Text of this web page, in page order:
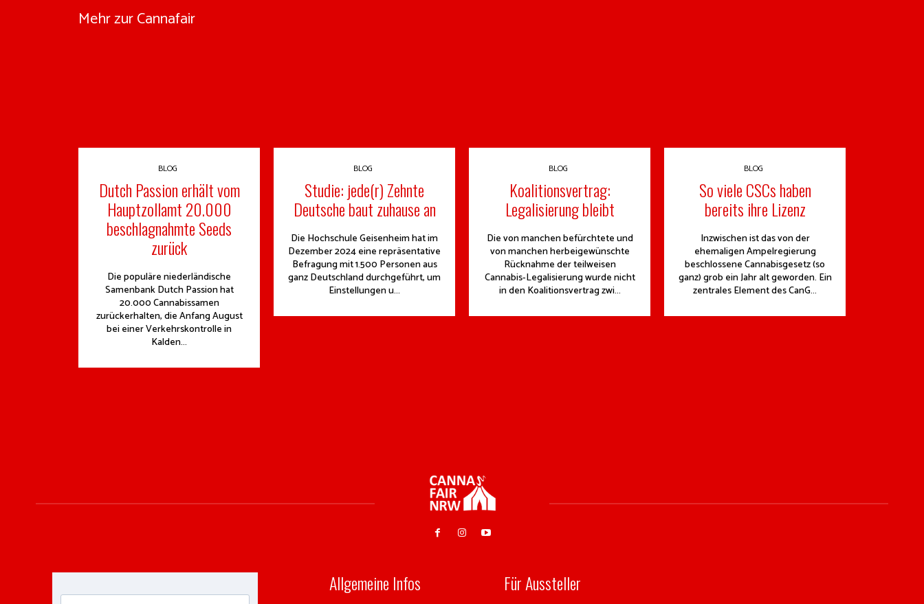
Mehr zur Cannafair
BLOG
Dutch Passion erhält vom
Hauptzollamt 20.000
beschlagnahmte Seeds
zurück
Die populäre niederländische
Samenbank Dutch Passion hat
20.000 Cannabissamen
zurückerhalten, die Anfang August
bei einer Verkehrskontrolle in
Kalden...
BLOG
Studie: jede(r) Zehnte
Deutsche baut zuhause an
Die Hochschule Geisenheim hat im
Dezember 2024 eine repräsentative
Befragung mit 1.500 Personen aus
ganz Deutschland durchgeführt, um
Einstellungen u...
BLOG
Koalitionsvertrag:
Legalisierung bleibt
Die von manchen befürchtete und
von manchen herbeigewünschte
Rücknahme der teilweisen
Cannabis-Legalisierung wurde nicht
in den Koalitionsvertrag zwi...
BLOG
So viele CSCs haben
bereits ihre Lizenz
Inzwischen ist das von der
ehemaligen Ampelregierung
beschlossene Cannabisgesetz (so
ganz) grob ein Jahr alt geworden. Ein
zentrales Element des CanG...
Allgemeine Infos Für Aussteller